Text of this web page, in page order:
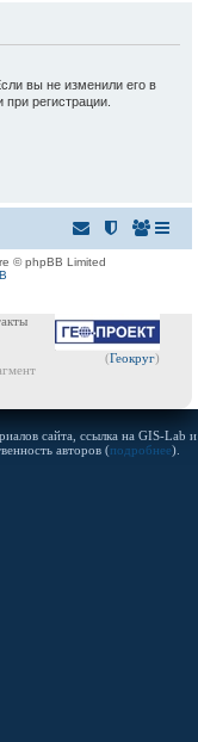
вы не изменили его в
регистрации.
© phpBB Limited
(Геокруг)
сайта, ссылка на GIS-Lab и
авторов (подробнее).